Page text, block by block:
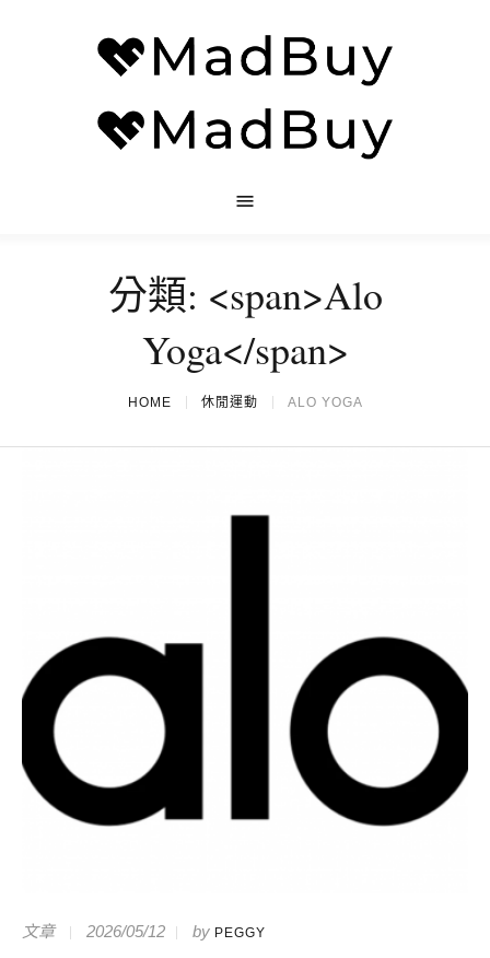
分類: <span>Alo
Yoga</span>
HOME 休閒運動 ALO YOGA
文章 2026/05/12 by PEGGY